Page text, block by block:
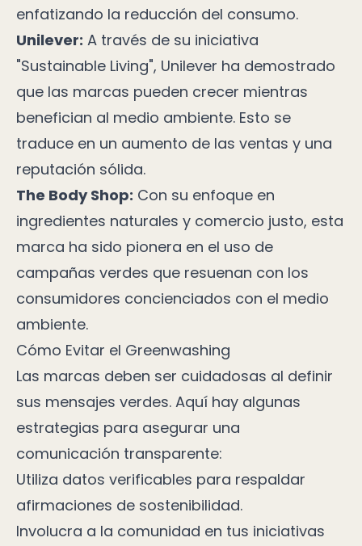
enfatizando la reducción del consumo.
Unilever: A través de su iniciativa
"Sustainable Living", Unilever ha demostrado
que las marcas pueden crecer mientras
benefician al medio ambiente. Esto se
traduce en un aumento de las ventas y una
reputación sólida.
The Body Shop: Con su enfoque en
ingredientes naturales y comercio justo, esta
marca ha sido pionera en el uso de
campañas verdes que resuenan con los
consumidores concienciados con el medio
ambiente.
Cómo Evitar el Greenwashing
Las marcas deben ser cuidadosas al definir
sus mensajes verdes. Aquí hay algunas
estrategias para asegurar una
comunicación transparente:
Utiliza datos verificables para respaldar
afirmaciones de sostenibilidad.
Involucra a la comunidad en tus iniciativas